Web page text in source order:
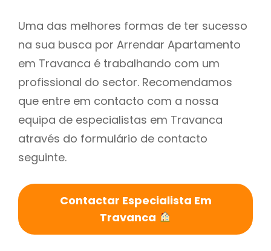
Uma das melhores formas de ter sucesso
na sua busca por Arrendar Apartamento
em Travanca é trabalhando com um
profissional do sector. Recomendamos
que entre em contacto com a nossa
equipa de especialistas em Travanca
através do formulário de contacto
seguinte.
Contactar Especialista Em
Travanca